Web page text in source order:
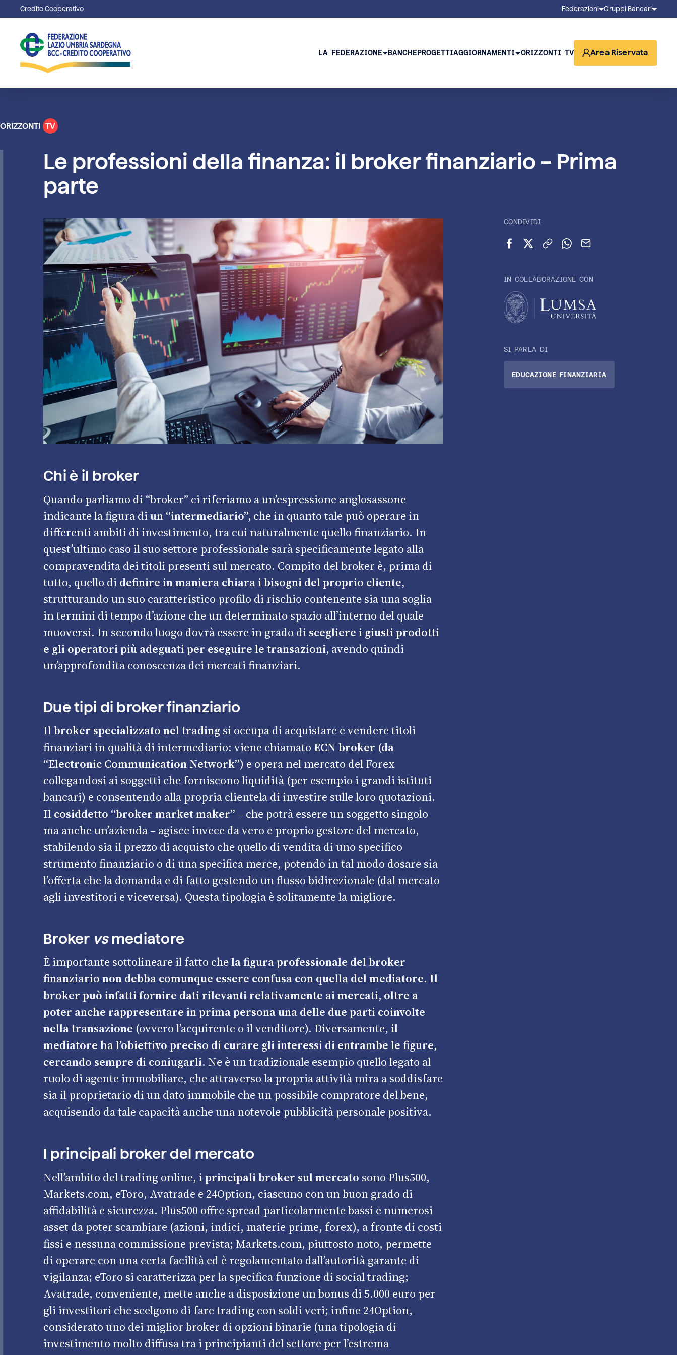
Credito Cooperativo Federazioni Gruppi Bancari
LA FEDERAZIONE BANCHEPROGETTIAGGIORNAMENTI ORIZZONTI TV Area Riservata
ORIZZONTI TV
Le professioni della finanza: il broker finanziario – Prima
parte
Chi è il broker
Quando parliamo di “broker” ci riferiamo a un’espressione anglosassone
indicante la figura di un “intermediario”, che in quanto tale può operare in
differenti ambiti di investimento, tra cui naturalmente quello finanziario. In
quest’ultimo caso il suo settore professionale sarà specificamente legato alla
compravendita dei titoli presenti sul mercato. Compito del broker è, prima di
tutto, quello di definire in maniera chiara i bisogni del proprio cliente,
strutturando un suo caratteristico profilo di rischio contenente sia una soglia
in termini di tempo d’azione che un determinato spazio all’interno del quale
muoversi. In secondo luogo dovrà essere in grado di scegliere i giusti prodotti
e gli operatori più adeguati per eseguire le transazioni, avendo quindi
un’approfondita conoscenza dei mercati finanziari.
Due tipi di broker finanziario
Il broker specializzato nel trading si occupa di acquistare e vendere titoli
finanziari in qualità di intermediario: viene chiamato ECN broker (da
“Electronic Communication Network”) e opera nel mercato del Forex
collegandosi ai soggetti che forniscono liquidità (per esempio i grandi istituti
bancari) e consentendo alla propria clientela di investire sulle loro quotazioni.
Il cosiddetto “broker market maker” – che potrà essere un soggetto singolo
ma anche un’azienda – agisce invece da vero e proprio gestore del mercato,
stabilendo sia il prezzo di acquisto che quello di vendita di uno specifico
strumento finanziario o di una specifica merce, potendo in tal modo dosare sia
l’offerta che la domanda e di fatto gestendo un flusso bidirezionale (dal mercato
agli investitori e viceversa). Questa tipologia è solitamente la migliore.
Broker vsmediatore
È importante sottolineare il fatto che la figura professionale del broker
finanziario non debba comunque essere confusa con quella del mediatore. Il
broker può infatti fornire dati rilevanti relativamente ai mercati, oltre a
poter anche rappresentare in prima persona una delle due parti coinvolte
nella transazione (ovvero l’acquirente o il venditore). Diversamente, il
mediatore ha l’obiettivo preciso di curare gli interessi di entrambe le figure,
cercando sempre di coniugarli. Ne è un tradizionale esempio quello legato al
ruolo di agente immobiliare, che attraverso la propria attività mira a soddisfare
sia il proprietario di un dato immobile che un possibile compratore del bene,
acquisendo da tale capacità anche una notevole pubblicità personale positiva.
I principali broker del mercato
Nell’ambito del trading online, i principali broker sul mercato sono Plus500,
Markets.com, eToro, Avatrade e 24Option, ciascuno con un buon grado di
affidabilità e sicurezza. Plus500 offre spread particolarmente bassi e numerosi
asset da poter scambiare (azioni, indici, materie prime, forex), a fronte di costi
fissi e nessuna commissione prevista; Markets.com, piuttosto noto, permette
di operare con una certa facilità ed è regolamentato dall’autorità garante di
vigilanza; eToro si caratterizza per la specifica funzione di social trading;
Avatrade, conveniente, mette anche a disposizione un bonus di 5.000 euro per
gli investitori che scelgono di fare trading con soldi veri; infine 24Option,
considerato uno dei miglior broker di opzioni binarie (una tipologia di
investimento molto diffusa tra i principianti del settore per l’estrema
CONDIVIDI
Condividi su Facebook
Condividi su X (Twitter)
Copia link
Condividi su WhatsApp
Invia via email
IN COLLABORAZIONE CON
SI PARLA DI
EDUCAZIONE FINANZIARIA